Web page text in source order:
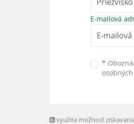
E-mailová
*
využite možnosť